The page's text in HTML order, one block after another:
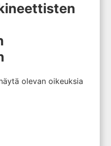
KIRJASTO
olevan oikeuksia